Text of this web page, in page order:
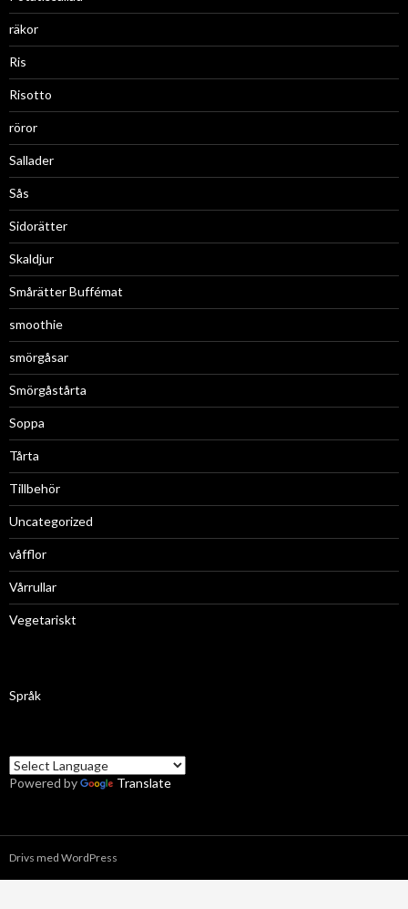
räkor
Ris
Risotto
röror
Sallader
Sås
Sidorätter
Skaldjur
Smårätter Buffémat
smoothie
smörgåsar
Smörgåstårta
Soppa
Tårta
Tillbehör
Uncategorized
våfflor
Vårrullar
Vegetariskt
Språk
Powered by Translate
Drivs med WordPress